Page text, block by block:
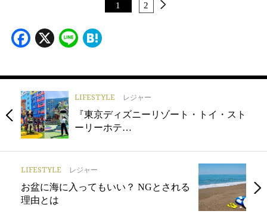
1 2
Facebook
X Line
LIFESTYLE レジャー
『東京ディズニーリゾート・トイ・スト
ーリーホテ…
LIFESTYLE レジャー
お盆に海に入ってもいい？ NGとされる
理由とは